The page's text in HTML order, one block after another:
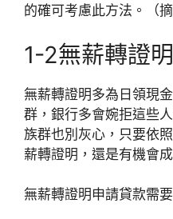
的確可考慮此方法。（
1-2無薪轉證
無薪轉證明多為日領現
群，銀行多會婉拒這些
族群也別灰心，只要依
薪轉證明，還是有機會
無薪轉證明申請貸款需